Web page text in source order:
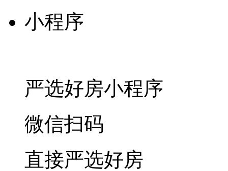
小程序
严选好房小程序
微信扫码
直接严选好房